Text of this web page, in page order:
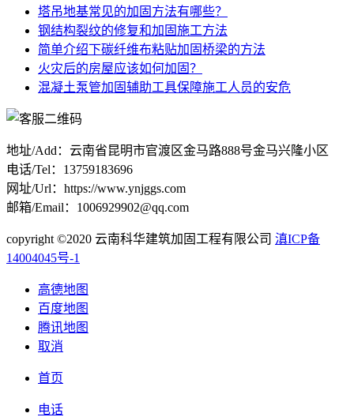
塔吊地基常见的加固方法有哪些？
钢结构裂纹的修复和加固施工方法
简单介绍下碳纤维布粘贴加固桥梁的方法
火灾后的房屋应该如何加固？
混凝土泵管加固辅助工具保障施工人员的安危
地址/Add：云南省昆明市官渡区金马路888号金马兴隆小区
电话/Tel：13759183696
网址/Url：https://www.ynjggs.com
邮箱/Email：1006929902@qq.com
copyright ©2020 云南科华建筑加固工程有限公司 滇ICP备
14004045号-1
高德地图
百度地图
腾讯地图
取消
首页
电话